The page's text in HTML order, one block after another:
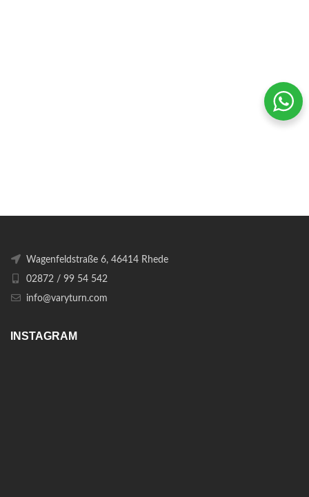
Wagenfeldstraße 6, 46414 Rhede
02872 / 99 54 542
info@varyturn.com
INSTAGRAM